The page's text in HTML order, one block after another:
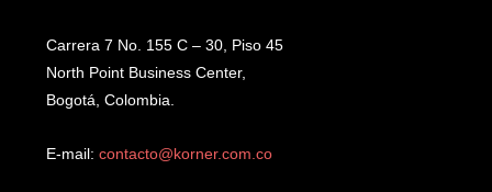
Carrera 7 No. 155 C – 30, Piso 45
North Point Business Center,
Bogotá, Colombia.
E-mail: contacto@korner.com.co